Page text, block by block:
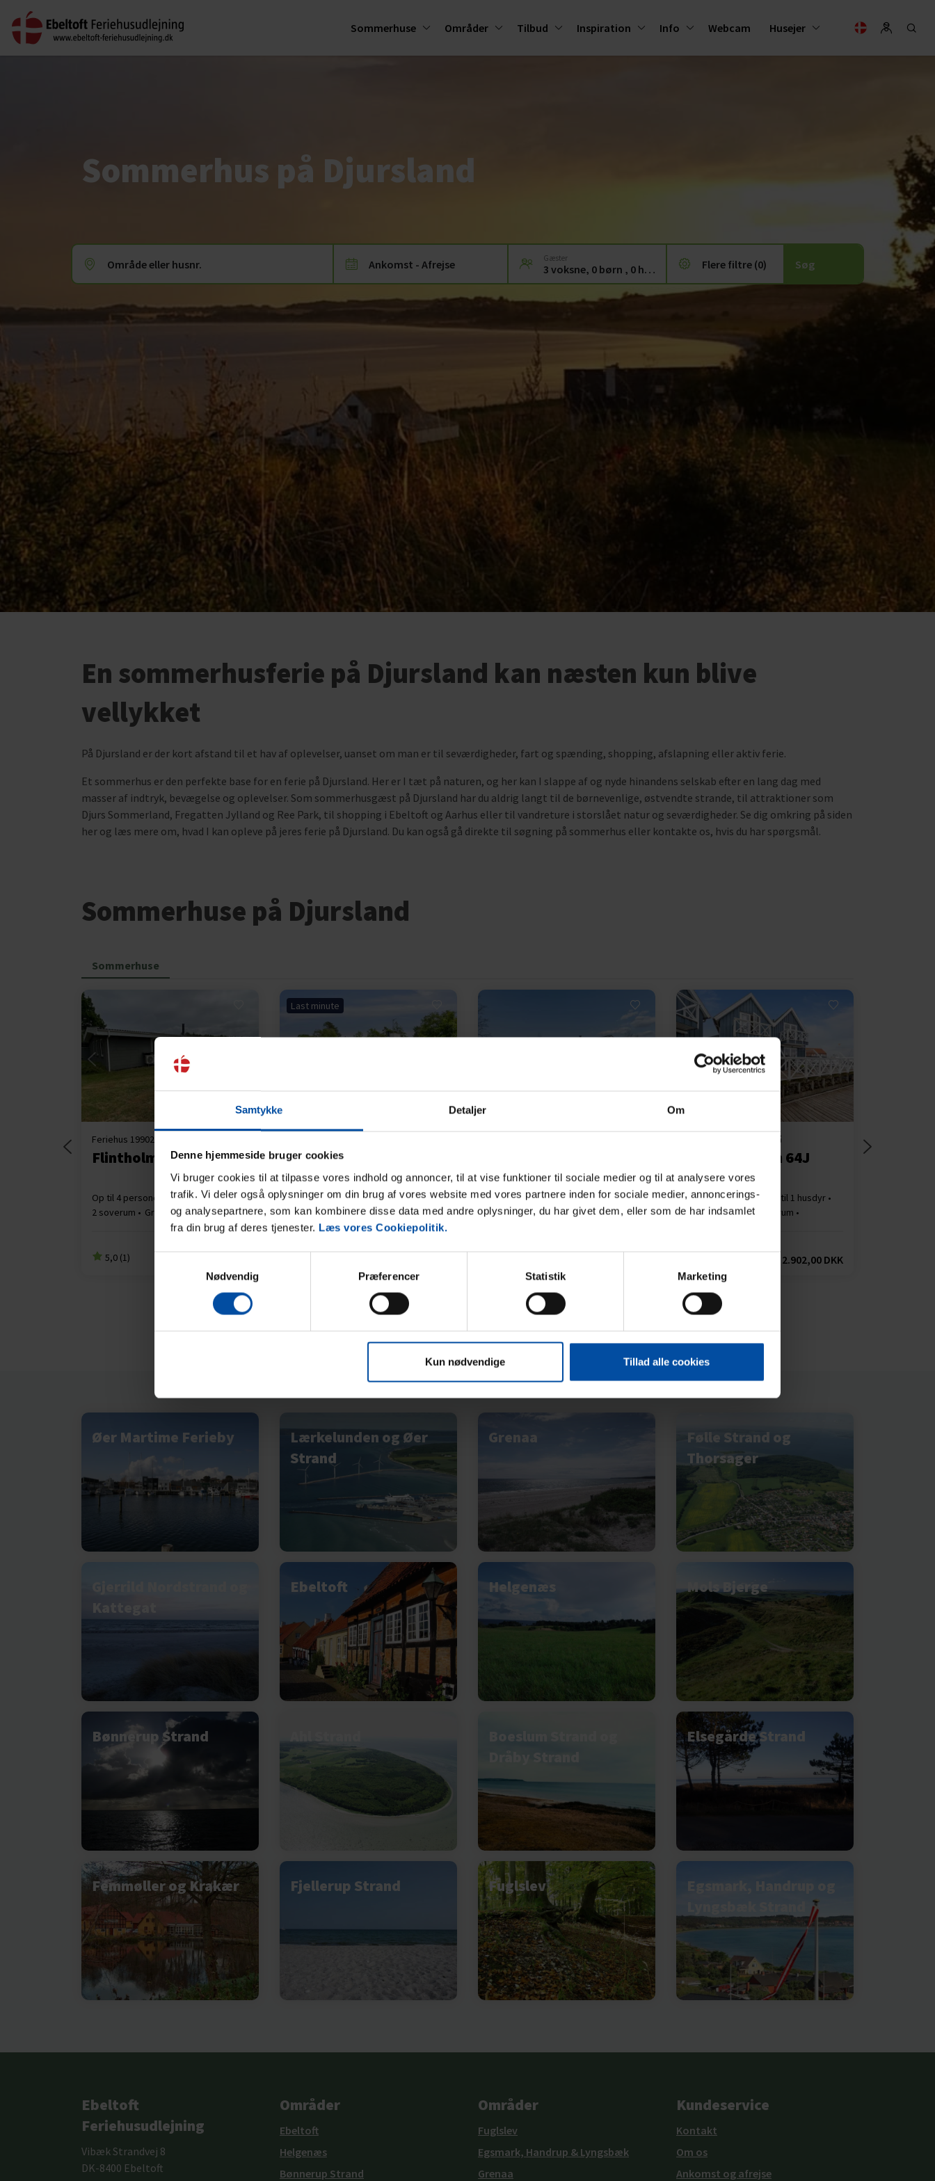
Samtykke Detaljer Om
Denne hjemmeside bruger cookies
Vi bruger cookies til at tilpasse vores indhold og annoncer, til at vise funktioner til sociale medier og til at analysere vores
trafik. Vi deler også oplysninger om din brug af vores website med vores partnere inden for sociale medier, annoncerings-
og analysepartnere, som kan kombinere disse data med andre oplysninger, du har givet dem, eller som de har indsamlet
fra din brug af deres tjenester. Læs vores Cookiepolitik.
Nødvendig
Præferencer Statistik Marketing
Kun nødvendige Tillad alle cookies
Sommerhuse Områder Tilbud Inspiration Info Webcam Husejer
Sommerhus på Djursland
Område eller husnr. Ankomst - Afrejse Gæster
3 voksne, 0 børn , 0 husdyr Flere filtre (0)
En sommerhusferie på Djursland kan næsten kun blive
vellykket
På Djursland er der kort afstand til et hav af oplevelser, uanset om man er til seværdigheder, fart og spænding, shopping, afslapning eller aktiv ferie.
Et sommerhus er den perfekte base for en ferie på Djursland. Her er I tæt på naturen, og her kan I slappe af og nyde hinandens selskab efter en lang dag med
masser af indtryk, bevægelse og oplevelser. Som sommerhusgæst på Djursland har du aldrig langt til de børnevenlige, østvendte strande, til attraktioner som
Djurs Sommerland, Fregatten Jylland og Ree Park, til shopping i Ebeltoft og Aarhus eller til vandreture i storslået natur og seværdigheder. Se dig omkring på siden
her og læs mere om, hvad I kan opleve på jeres ferie på Djursland. Du kan også gå direkte til søgning på sommerhus eller kontakte os, hvis du har spørgsmål.
Sommerhuse på Djursland
Sommerhuse
Indlæser...
Feriehus 19902 • Lyngsbæk Strand
Flintholmsvej 2
Op til 4 personer
Op til 1 husdyr
2 soverum
Gratis Wi-Fi
5,0 (1)
Last minute
Indlæser...
Uglevej 6
Op til 4 personer
350 m til kyst
2 soverum
Gratis Wi-Fi
Opvaskemaskine
Indlæser...
Op til 4 personer
Op til 1 husdyr
500 m til kyst
2 soverum
Indlæser...
Feriehus 57064 • Grenå
Skakkes Holm 64J
Op til 4 personer
Op til 1 husdyr
250 m til kyst
1 soverum
2.902,00 DKK
Øer Martime Ferieby
Lærkelunden og Øer
Strand
Grenaa
Følle Strand og
Thorsager
Kattegat
Ebeltoft Helgenæs Mols Bjerge
Bønnerup Strand
Boeslum Strand og
Dråby Strand
Elsegårde Strand
Femmøller og Krakær Fjellerup Strand Fuglslev
Egsmark, Handrup og
Ebeltoft
Feriehusudlejning
Vibæk Strandvej 8
DK-8400 Ebeltoft
Områder
Ebeltoft
Helgenæs
Bønnerup Strand
Områder
Fuglslev
Egsmark, Handrup & Lyngsbæk
Grenaa
Kundeservice
Kontakt
Om os
Ankomst og afrejse